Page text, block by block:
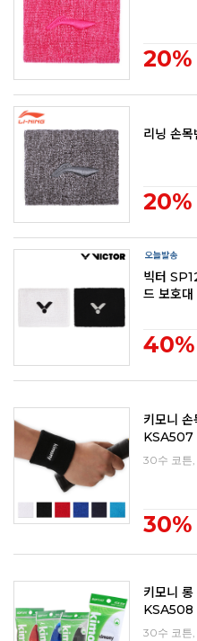
20%
리닝 손
20%
빅터
드 보호대
40%
키모니
KSA507
30수 코튼,
30%
키모니
KSA508
30수 코튼,